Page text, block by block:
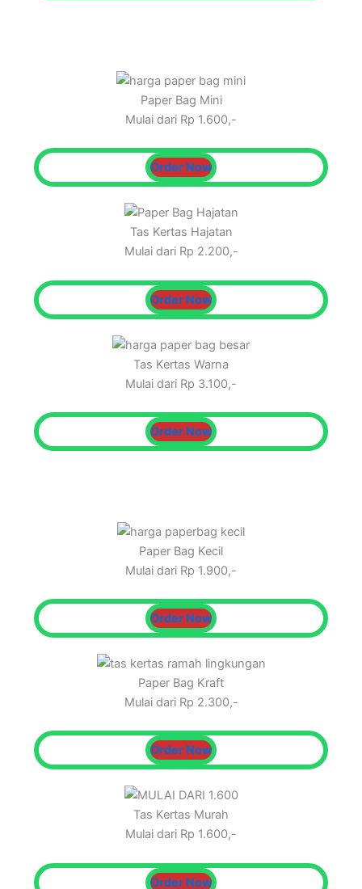
Paper Bag Mini
Mulai dari Rp 1.600,-
Order Now
Tas Kertas Hajatan
Mulai dari Rp 2.200,-
Order Now
Tas Kertas Warna
Mulai dari Rp 3.100,-
Order Now
Paper Bag Kecil
Mulai dari Rp 1.900,-
Order Now
Paper Bag Kraft
Mulai dari Rp 2.300,-
Order Now
Tas Kertas Murah
Mulai dari Rp 1.600,-
Order Now